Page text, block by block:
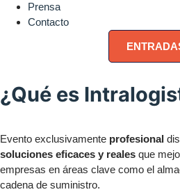
Prensa
Contacto
¿Qué es
Evento exclusivamente profesional
soluciones eficaces y reales que
empresas en áreas clave como el
cadena de suministro.